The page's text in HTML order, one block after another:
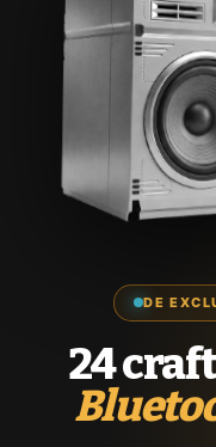
DE
24